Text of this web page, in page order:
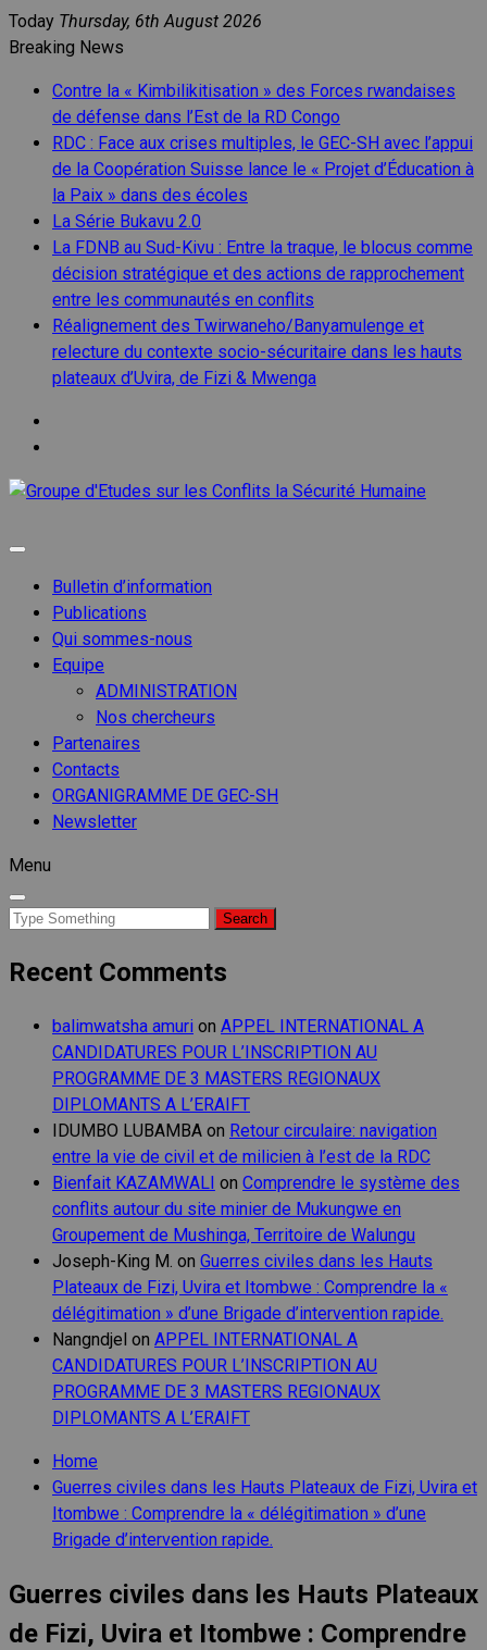
Skip
to
Today Thursday, 6th August 2026
Breaking News
Contre la « Kimbilikitisation » des Forces rwandaises
de défense dans l’Est de la RD Congo
RDC : Face aux crises multiples, le GEC-SH avec l’appui
de la Coopération Suisse lance le « Projet d’Éducation à
la Paix » dans des écoles
La Série Bukavu 2.0
La FDNB au Sud-Kivu : Entre la traque, le blocus comme
décision stratégique et des actions de rapprochement
entre les communautés en conflits
Réalignement des Twirwaneho/Banyamulenge et
relecture du contexte socio-sécuritaire dans les hauts
plateaux d’Uvira, de Fizi & Mwenga
Bulletin d’information
Publications
Qui sommes-nous
Equipe
ADMINISTRATION
Nos chercheurs
Partenaires
Contacts
ORGANIGRAMME DE GEC-SH
Newsletter
Menu
Search
Recent Comments
balimwatsha amuri on APPEL INTERNATIONAL A
CANDIDATURES POUR L’INSCRIPTION AU
PROGRAMME DE 3 MASTERS REGIONAUX
DIPLOMANTS A L’ERAIFT
IDUMBO LUBAMBA on Retour circulaire: navigation
entre la vie de civil et de milicien à l’est de la RDC
Bienfait KAZAMWALI on Comprendre le système des
conflits autour du site minier de Mukungwe en
Groupement de Mushinga, Territoire de Walungu
Joseph-King M. on Guerres civiles dans les Hauts
Plateaux de Fizi, Uvira et Itombwe : Comprendre la «
délégitimation » d’une Brigade d’intervention rapide.
Nangndjel on APPEL INTERNATIONAL A
CANDIDATURES POUR L’INSCRIPTION AU
PROGRAMME DE 3 MASTERS REGIONAUX
DIPLOMANTS A L’ERAIFT
Home
Guerres civiles dans les Hauts Plateaux de Fizi, Uvira et
Itombwe : Comprendre la « délégitimation » d’une
Brigade d’intervention rapide.
Guerres civiles dans les Hauts Plateaux
de Fizi, Uvira et Itombwe : Comprendre